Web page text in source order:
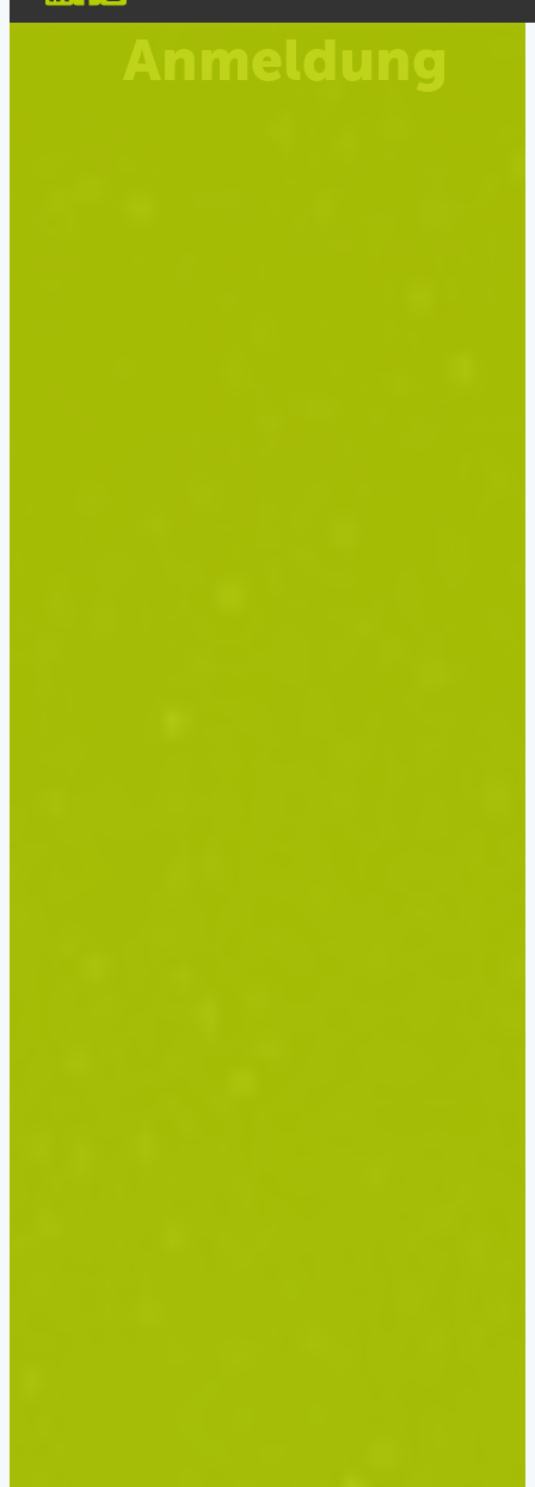
Anmeldung